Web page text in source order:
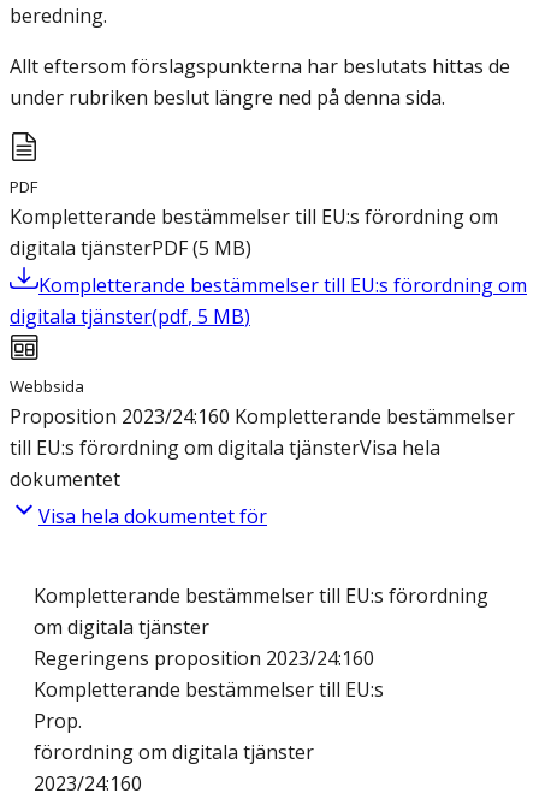
beredning.
Allt eftersom förslagspunkterna har beslutats hittas de
under rubriken beslut längre ned på denna sida.
PDF
Kompletterande bestämmelser till EU:s förordning om
digitala tjänsterPDF(5 MB)
Kompletterande bestämmelser till EU:s förordning om
digitala tjänster(pdf, 5 MB)
Webbsida
Proposition 2023/24:160 Kompletterande bestämmelser
till EU:s förordning om digitala tjänsterVisa hela
dokumentet
Visa hela dokumentet för
Kompletterande bestämmelser till EU:s förordning
om digitala tjänster
Regeringens proposition 2023/24:160
Kompletterande bestämmelser till EU:s
Prop.
förordning om digitala tjänster
2023/24:160